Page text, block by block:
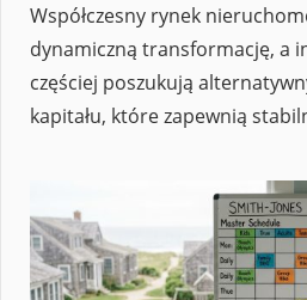
Współczesny rynek
dynamiczną transformację, a
częściej poszukują
kapitału, które zapewnią